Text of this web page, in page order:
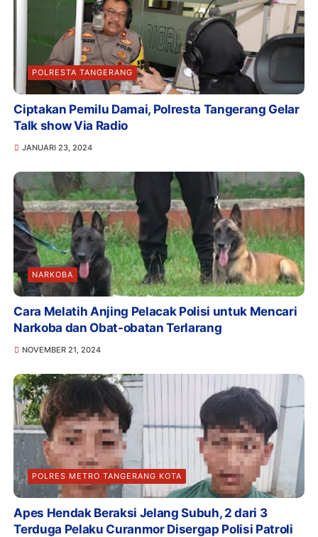
POLRESTA TANGERANG
Ciptakan Pemilu Damai, Polresta Tangerang Gelar
Talk show Via Radio
JANUARI 23, 2024
NARKOBA
Cara Melatih Anjing Pelacak Polisi untuk Mencari
Narkoba dan Obat-obatan Terlarang
NOVEMBER 21, 2024
POLRES METRO TANGERANG KOTA
Apes Hendak Beraksi Jelang Subuh, 2 dari 3
Terduga Pelaku Curanmor Disergap Polisi Patroli